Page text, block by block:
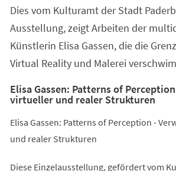
Dies vom Kulturamt der Stadt
Ausstellung, zeigt Arbeiten der
Künstlerin Elisa Gassen, die die
Virtual Reality und Malerei
Elisa Gassen: Patterns of
virtueller und realer Strukturen
Elisa Gassen: Patterns of Perception -
und realer Strukturen
Diese Einzelausstellung, gefördert vom